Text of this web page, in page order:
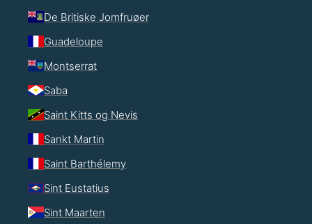
De Britiske Jomfruøer
Guadeloupe
Montserrat
Saba
Saint Kitts og Nevis
Sankt Martin
Saint Barthélemy
Sint Eustatius
Sint Maarten